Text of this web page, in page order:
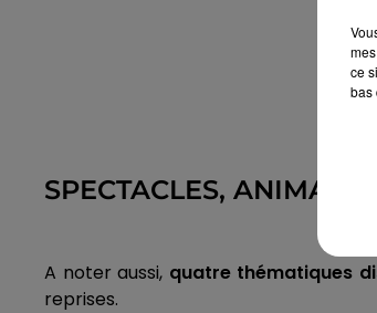
SPECTACLES,
A noter aussi, quatre thématiques
reprises.
ce
bas